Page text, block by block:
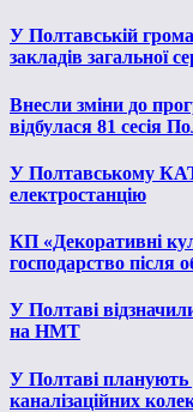
У Полтавській
закладів загальної
Внесли зміни до
відбулася 81 сесія
У Полтавському
електростанцію
КП «Декоративні
господарство після
У Полтаві
на НМТ
У Полтаві планують
каналізаційних